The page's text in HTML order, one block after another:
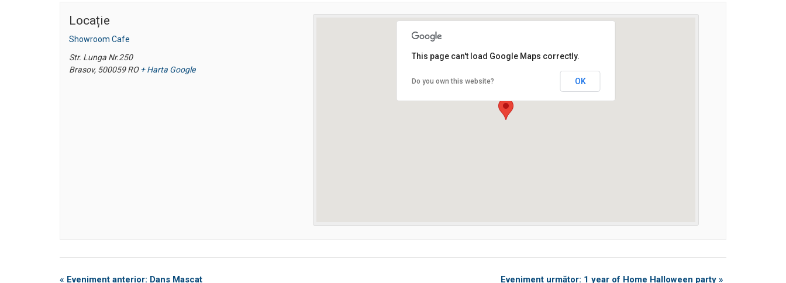
Locație
Showroom Cafe
Str. Lunga Nr.250
Brasov, 500059 RO + Harta Google
This page can't load Google Maps correctly.
Do you own this website? OK
Eveniment
« Eveniment anterior: Dans Mascat Eveniment următor: 1 year of Home Halloween party »